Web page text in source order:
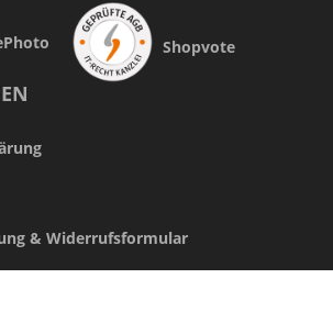
Shopvote
& Widerrufsformular